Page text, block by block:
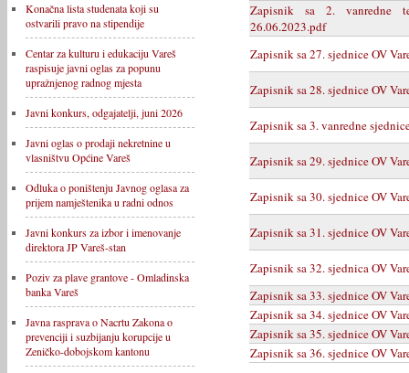
Konačna lista studenata koji su
ostvarili pravo na stipendije
Centar za kulturu i edukaciju Vareš
raspisuje javni oglas za popunu
upražnjenog radnog mjesta
Javni konkurs, odgajatelji, juni 2026
Javni oglas o prodaji nekretnine u
vlasništvu Općine Vareš
Odluka o poništenju Javnog oglasa za
prijem namještenika u radni odnos
Javni konkurs za izbor i imenovanje
direktora JP Vareš-stan
Poziv za plave grantove - Omladinska
banka Vareš
Javna rasprava o Nacrtu Zakona o
prevenciji i suzbijanju korupcije u
Zeničko-dobojskom kantonu
Zapisnik sa 2. vanredne
26.06.2023.pdf
Zapisnik sa 27. sjednice OV
Zapisnik sa 28. sjednice OV
Zapisnik sa 3. vanredne
Zapisnik sa 29. sjednice OV
Zapisnik sa 30. sjednice OV
Zapisnik sa 31. sjednice OV
Zapisnik sa 32. sjednica OV
Zapisnik sa 33. sjednice OV
Zapisnik sa 34. sjednice OV
Zapisnik sa 35. sjednice OV
Zapisnik sa 36. sjednice OV